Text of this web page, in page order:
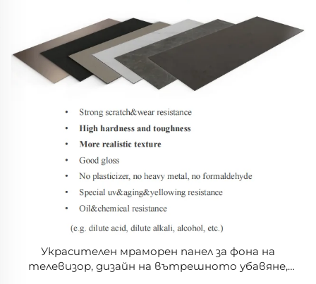
Украсителен мраморен панел за фона на
телевизор, дизайн на вътрешното убавяне,